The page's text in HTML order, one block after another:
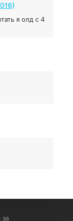
я олд с 4
за